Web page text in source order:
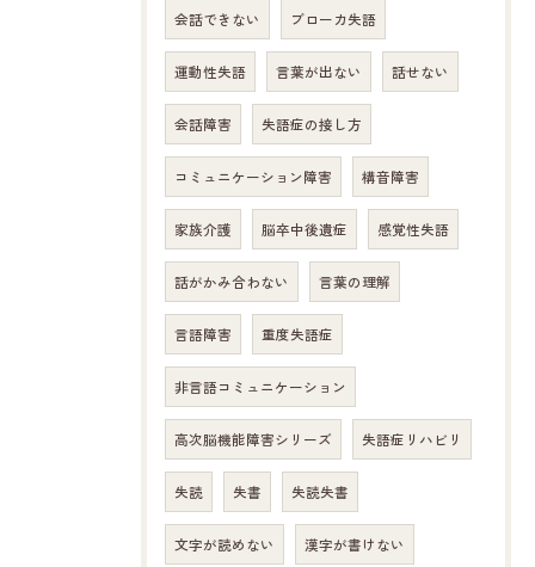
会話できない ブローカ失語
運動性失語 言葉が出ない 話せない
会話障害 失語症の接し方
コミュニケーション障害 構音障害
家族介護 脳卒中後遺症 感覚性失語
話がかみ合わない 言葉の理解
言語障害 重度失語症
非言語コミュニケーション
高次脳機能障害シリーズ 失語症リハビリ
失読 失書 失読失書
文字が読めない 漢字が書けない